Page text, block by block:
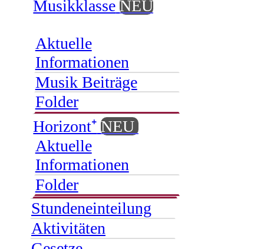
Musikklasse NEU
Aktuelle
Informationen
Musik Beiträge
Folder
Horizont⁺ NEU
Aktuelle
Informationen
Folder
Stundeneinteilung
Aktivitäten